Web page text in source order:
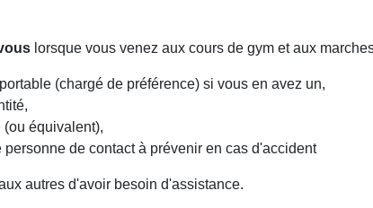
lorsque vous venez aux cours de gym et aux
(chargé de préférence) si vous en avez un,
(ou équivalent),
personne de contact à prévenir en cas d'accident
autres d'avoir besoin d'assistance.